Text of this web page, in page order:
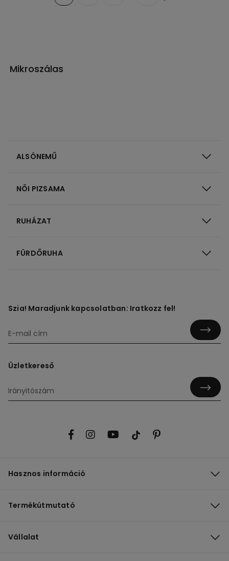
Mikroszálas
ALSÓNEMŰ
NŐI PIZSAMA
RUHÁZAT
FÜRDŐRUHA
Szia! Maradjunk kapcsolatban: Iratkozz fel!
Üzletkereső
Hasznos információ
Termékútmutató
Vállalat